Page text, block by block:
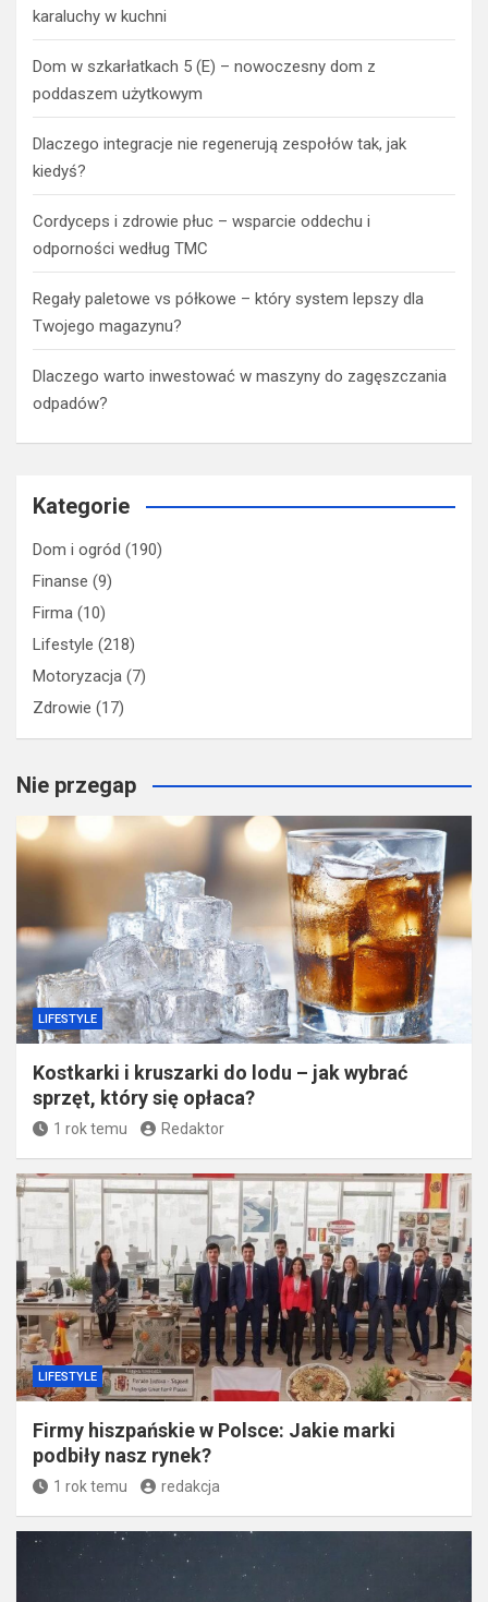
karaluchy w kuchni
Dom w szkarłatkach 5 (E) – nowoczesny dom z
poddaszem użytkowym
Dlaczego integracje nie regenerują zespołów tak, jak
kiedyś?
Cordyceps i zdrowie płuc – wsparcie oddechu i
odporności według TMC
Regały paletowe vs półkowe – który system lepszy dla
Twojego magazynu?
Dlaczego warto inwestować w maszyny do zagęszczania
odpadów?
Kategorie
Dom i ogród (190)
Finanse (9)
Firma (10)
Lifestyle (218)
Motoryzacja (7)
Zdrowie (17)
Nie przegap
LIFESTYLE
​Kostkarki i kruszarki do lodu – jak wybrać
sprzęt, który się opłaca?
1 rok temu Redaktor
LIFESTYLE
Firmy hiszpańskie w Polsce: Jakie marki
podbiły nasz rynek?
1 rok temu redakcja